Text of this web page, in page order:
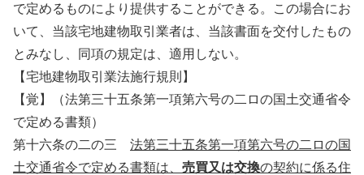
で定めるものにより提供することができる。この場合にお
いて、当該宅地建物取引業者は、当該書面を交付したもの
とみなし、同項の規定は、適用しない。
【宅地建物取引業法施行規則】
【覚】（法第三十五条第一項第六号の二ロの国土交通省令
で定める書類）
第十六条の二の三 法第三十五条第一項第六号の二ロの国
土交通省令で定める書類は、 売買又は交換の契約に係る住